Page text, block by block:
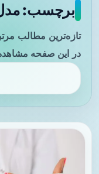
برچسب:
تازه‌ترین مطالب
در این صفحه